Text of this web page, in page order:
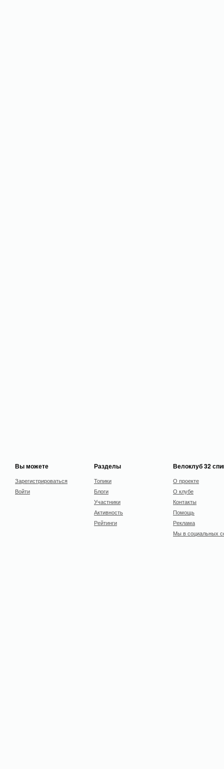
Вы можете
Зарегистрироваться
Войти
Разделы
Топики
Блоги
Участники
Активность
Рейтинги
Велоклуб 32
О проекте
О клубе
Контакты
Помощь
Реклама
Мы в социальных